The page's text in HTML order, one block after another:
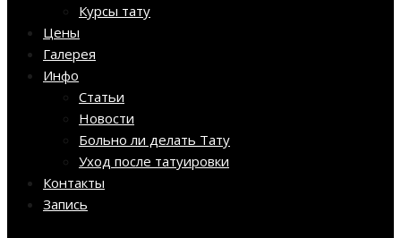
Курсы тату
Цены
Галерея
Инфо
Статьи
Новости
Больно ли делать Тату
Уход после татуировки
Контакты
Запись